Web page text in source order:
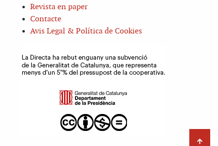
Revista en paper
Contacte
Avis Legal & Política de Cookies